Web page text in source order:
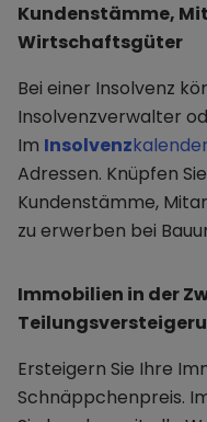
Kundenstämme,
Wirtschaftsgüter
Bei einer Insolvenz
Insolvenzverwalter
Im Insolvenzkalender
Adressen. Knüpfen
Kundenstämme,
zu erwerben bei
Immobilien in der
Ersteigern Sie Ihre
Schnäppchenpreis.